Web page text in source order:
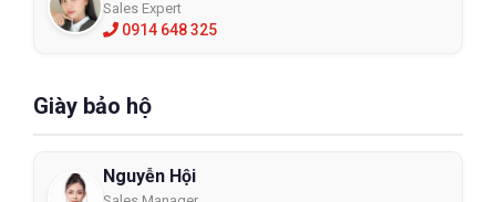
Sales Expert
0914 648 325
Giày bảo hộ
Nguyễn Hội